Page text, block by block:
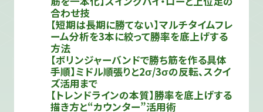
合わせ技
【短期は長期に勝てない】マルチタイムフレ
ーム分析を3本に絞って勝率を底上げする
方法
【ボリンジャーバンドで勝ち筋を作る具体
手順】ミドル順張りと2σ/3σの反転、スクイ
ズ活用まで
【トレンドラインの本質】勝率を底上げする
描き方と“カウンター”活用術